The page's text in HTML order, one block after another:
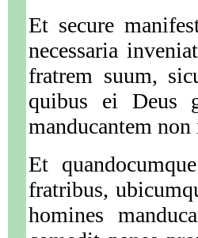
Et secure
necessaria
fratrem suum,
quibus ei Deus
manducantem
Et
fratribus,
homines